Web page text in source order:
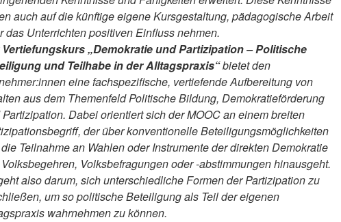
auch auf die künftige eigene Kursgestaltung, pädagogische Arbeit
das Unterrichten positiven Einfluss nehmen.
Vertiefungskurs „Demokratie und Partizipation – Politische
und Teilhabe in der Alltagspraxis“bietet den
eine fachspezifische, vertiefende Aufbereitung von
aus dem Themenfeld Politische Bildung, Demokratieförderung
Dabei orientiert sich der MOOC an einem breiten
der über konventionelle Beteiligungsmöglichkeiten
Teilnahme an Wahlen oder Instrumente der direkten Demokratie
Volksbefragungen oder -abstimmungen hinausgeht.
also darum, sich unterschiedliche Formen der Partizipation zu
um so politische Beteiligung als Teil der eigenen
wahrnehmen zu können.